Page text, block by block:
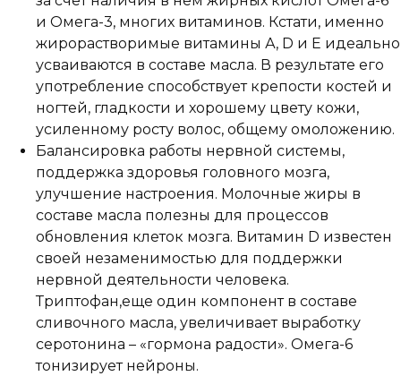
и Омега-3, многих витаминов. Кстати, именно
жирорастворимые витамины А, D и Е идеально
усваиваются в составе масла. В результате его
употребление способствует крепости костей и
ногтей, гладкости и хорошему цвету кожи,
усиленному росту волос, общему омоложению.
Балансировка работы нервной системы,
поддержка здоровья головного мозга,
улучшение настроения. Молочные жиры в
составе масла полезны для процессов
обновления клеток мозга. Витамин D известен
своей незаменимостью для поддержки
нервной деятельности человека.
Триптофан,еще один компонент в составе
сливочного масла, увеличивает выработку
серотонина – «гормона радости». Омега-6
тонизирует нейроны.